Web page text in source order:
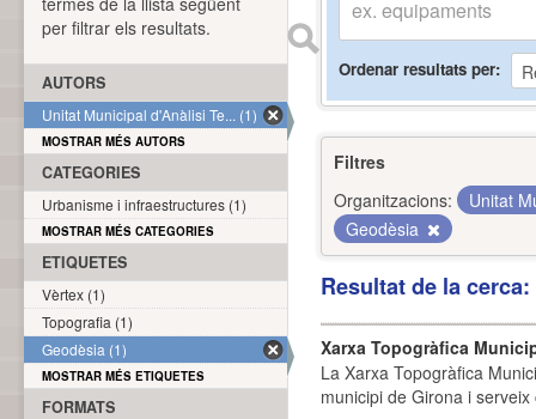
Ordenar resultats per
Filtres
Organitzacions:
Unitat
Geodèsia
Resultat de la
Xarxa Topogràfica
La Xarxa Topogràfica
municipi de Girona i
per filtrar els resultats.
AUTORS
Unitat Municipal d'Anàlisi Te... (1)
MOSTRAR MÉS AUTORS
CATEGORIES
Urbanisme i infraestructures (1)
MOSTRAR MÉS CATEGORIES
ETIQUETES
Vèrtex (1)
Topografia (1)
Geodèsia (1)
MOSTRAR MÉS ETIQUETES
FORMATS